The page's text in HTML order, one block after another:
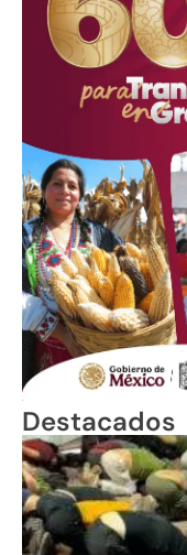
Destacados